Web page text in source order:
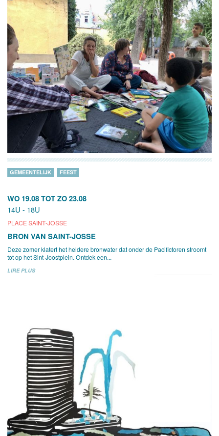
WO 19.08 TOT ZO 23.08
14U - 18U
PLACE SAINT-JOSSE
GEMEENTELIJK FEEST
BRON VAN SAINT-JOSSE
Deze zomer klatert het heldere bronwater dat onder de Pacifictoren stroomt
tot op het Sint-Joostplein. Ontdek een...
LIRE PLUS